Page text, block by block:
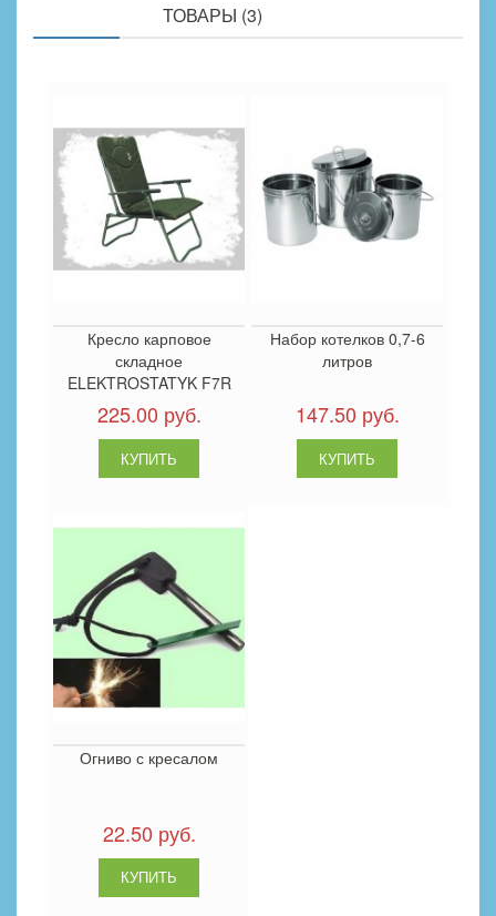
ТОВАРЫ (3)
Кресло карповое
складное
ELEKTROSTATYK F7R
225.00 руб.
Набор котелков 0,7-6
литров
147.50 руб.
Огниво с кресалом
22.50 руб.